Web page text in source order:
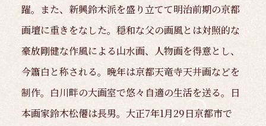
躍。また、新興鈴木派を盛り立てて明治前期の京都
画壇に重きをなした。穏和な父の画風とは対照的な
豪放剛健な作風による山水画、人物画を得意とし、
今簫白と称される。晩年は京都天竜寺天井画などを
制作。白川畔の大画室で悠々自適の生活を送る。日
本画家鈴木松僊は長男。大正7年1月29日京都市で